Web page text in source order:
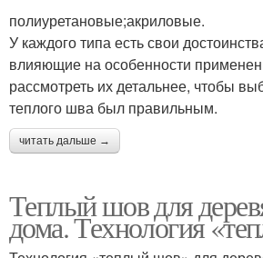
полиуретановые;акриловые.
У каждого типа есть свои
влияющие на особенности
рассмотреть их детальнее, чтобы
теплого шва был правильным.
читать дальше →
Теплый шов для
дома. Технология